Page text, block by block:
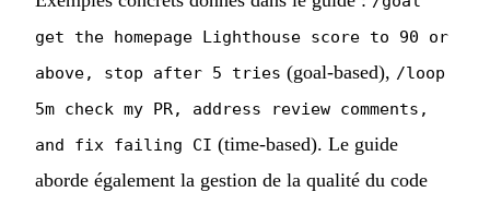
get the homepage Lighthouse score to 90 or
above, stop after 5 tries (goal-based), /loop
5m check my PR, address review comments,
and fix failing CI (time-based). Le guide
aborde également la gestion de la qualité du code